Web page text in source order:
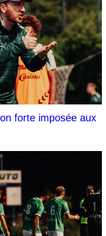
forte imposée aux